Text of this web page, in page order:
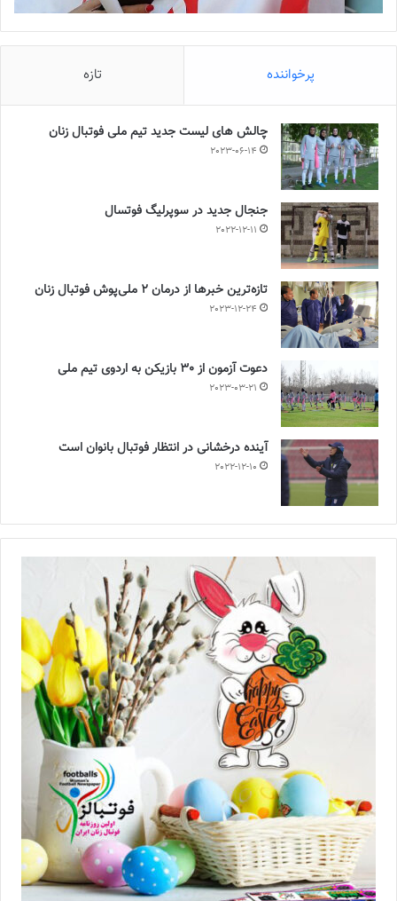
پرخواننده تازه
چالش هاى ليست جدید تيم ملى فوتبال زنان
2023-06-14
جنجال جدید در سوپرلیگ فوتسال
2022-12-11
تازه‌ترین خبرها از درمان ۲ ملی‌پوش فوتبال زنان
2023-12-24
دعوت آزمون از 30 بازیکن به اردوی تیم ملی
2023-03-21
آینده درخشانی در انتظار فوتبال بانوان است
2022-12-10